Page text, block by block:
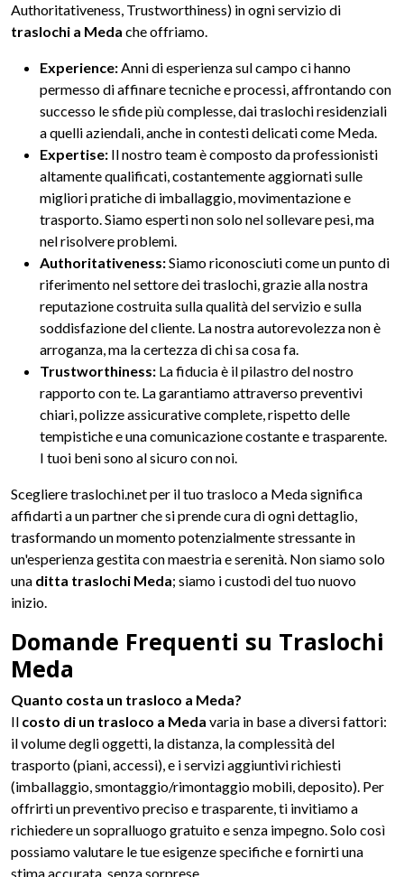
Authoritativeness, Trustworthiness) in ogni servizio di
traslochi a Meda che offriamo.
Experience:Anni di esperienza sul campo ci hanno
permesso di affinare tecniche e processi, affrontando con
successo le sfide più complesse, dai traslochi residenziali
a quelli aziendali, anche in contesti delicati come Meda.
Expertise: Il nostro team è composto da professionisti
altamente qualificati, costantemente aggiornati sulle
migliori pratiche di imballaggio, movimentazione e
trasporto. Siamo esperti non solo nel sollevare pesi, ma
nel risolvere problemi.
Authoritativeness:Siamo riconosciuti come un punto di
riferimento nel settore dei traslochi, grazie alla nostra
reputazione costruita sulla qualità del servizio e sulla
soddisfazione del cliente. La nostra autorevolezza non è
arroganza, ma la certezza di chi sa cosa fa.
Trustworthiness: La fiducia è il pilastro del nostro
rapporto con te. La garantiamo attraverso preventivi
chiari, polizze assicurative complete, rispetto delle
tempistiche e una comunicazione costante e trasparente.
I tuoi beni sono al sicuro con noi.
Scegliere traslochi.net per il tuo trasloco a Meda significa
affidarti a un partner che si prende cura di ogni dettaglio,
trasformando un momento potenzialmente stressante in
un'esperienza gestita con maestria e serenità. Non siamo solo
una ditta traslochi Meda; siamo i custodi del tuo nuovo
inizio.
Domande Frequenti su Traslochi
Meda
Quanto costa un trasloco a Meda?
Il costo di un trasloco a Meda varia in base a diversi fattori:
il volume degli oggetti, la distanza, la complessità del
trasporto (piani, accessi), e i servizi aggiuntivi richiesti
(imballaggio, smontaggio/rimontaggio mobili, deposito). Per
offrirti un preventivo preciso e trasparente, ti invitiamo a
richiedere un sopralluogo gratuito e senza impegno. Solo così
possiamo valutare le tue esigenze specifiche e fornirti una
stima accurata, senza sorprese.